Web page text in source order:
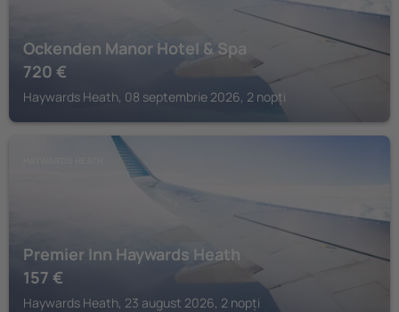
Ockenden Manor Hotel & Spa
720 €
Haywards Heath, 08 septembrie 2026, 2 nopți
Premier Inn Haywards Heath
157 €
Haywards Heath, 23 august 2026, 2 nopți